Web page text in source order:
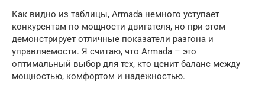
Как видно из таблицы, Armada немного уступает
конкурентам по мощности двигателя, но при этом
демонстрирует отличные показатели разгона и
управляемости. Я считаю, что Armada – это
оптимальный выбор для тех, кто ценит баланс между
мощностью, комфортом и надежностью.